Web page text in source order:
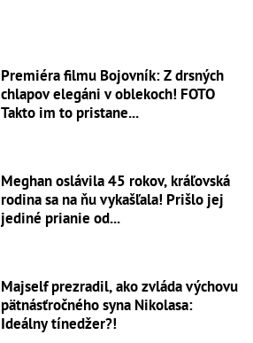
Premiéra filmu Bojovník: Z drsných
chlapov elegáni v oblekoch! FOTO
Takto im to pristane...
Meghan oslávila 45 rokov, kráľovská
rodina sa na ňu vykašľala! Prišlo jej
jediné prianie od...
Majself prezradil, ako zvláda výchovu
pätnásťročného syna Nikolasa:
Ideálny tínedžer?!